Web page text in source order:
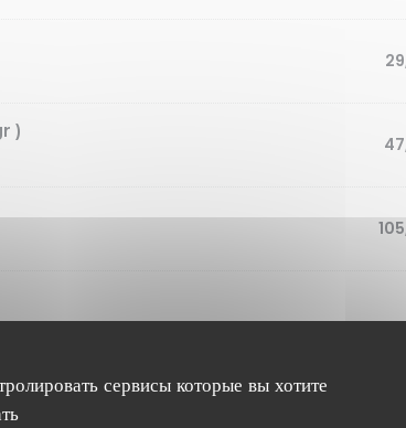
сервисы которые вы хотите
)